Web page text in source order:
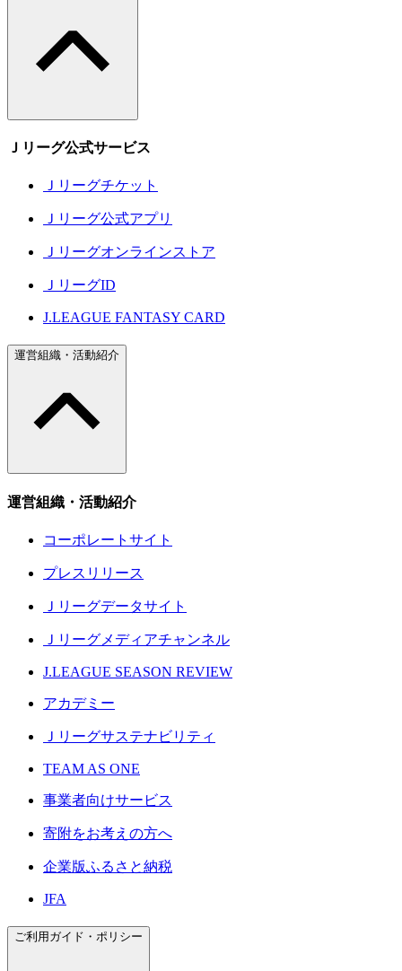
Ｊリーグ公式サービス
Ｊリーグチケット
Ｊリーグ公式アプリ
Ｊリーグオンラインストア
ＪリーグID
J.LEAGUE FANTASY CARD
運営組織・活動紹介
運営組織・活動紹介
コーポレートサイト
プレスリリース
Ｊリーグデータサイト
Ｊリーグメディアチャンネル
J.LEAGUE SEASON REVIEW
アカデミー
Ｊリーグサステナビリティ
TEAM AS ONE
事業者向けサービス
寄附をお考えの方へ
企業版ふるさと納税
JFA
ご利用ガイド・ポリシー